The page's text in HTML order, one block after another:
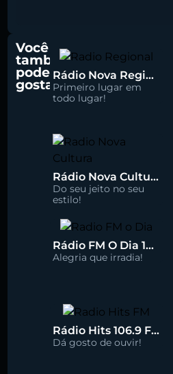
Você
também
pode
gostar
Rádio Nova Regional 91.5 FM
Primeiro lugar em
todo lugar!
Rádio Nova Cultura 93.1 FM
Do seu jeito no seu
estilo!
Rádio FM O Dia 100.5
Alegria que irradia!
Rádio Hits 106.9 FM
Dá gosto de ouvir!